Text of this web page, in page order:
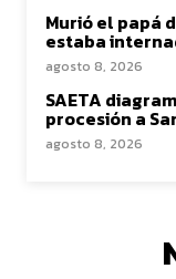
Murió el papá
estaba
agosto 8, 2026
SAETA
procesión a
agosto 8, 2026